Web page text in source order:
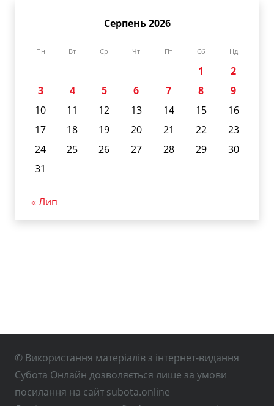
Серпень 2026
Пн Вт Ср Чт Пт Сб Нд
1
2
3
4 5 6 7 8
9
10
11 12 13 14 15
16
17
18 19 20 21 22
23
24
25 26 27 28 29
30
31
« Лип
© Використання матеріалів з інтернет-видання
Субота Онлайн дозволяється лише за умови
посилання на сайт subota.online